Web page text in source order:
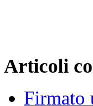
Articoli
Firmato